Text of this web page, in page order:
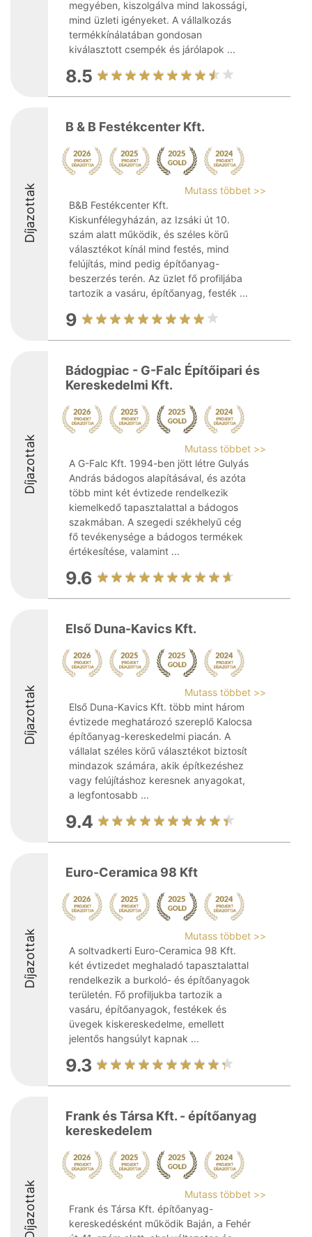
megyében, kiszolgálva mind lakossági,
mind üzleti igényeket. A vállalkozás
termékkínálatában gondosan
kiválasztott csempék és járólapok ...
8.5
Díjazottak
B & B Festékcenter Kft.
Mutass többet >>
B&B Festékcenter Kft.
Kiskunfélegyházán, az Izsáki út 10.
szám alatt működik, és széles körű
választékot kínál mind festés, mind
felújítás, mind pedig építőanyag-
beszerzés terén. Az üzlet fő profiljába
tartozik a vasáru, építőanyag, festék ...
9
Díjazottak
Bádogpiac - G-Falc Építőipari és
Kereskedelmi Kft.
Mutass többet >>
A G-Falc Kft. 1994-ben jött létre Gulyás
András bádogos alapításával, és azóta
több mint két évtizede rendelkezik
kiemelkedő tapasztalattal a bádogos
szakmában. A szegedi székhelyű cég
fő tevékenysége a bádogos termékek
értékesítése, valamint ...
9.6
Díjazottak
Első Duna-Kavics Kft.
Mutass többet >>
Első Duna-Kavics Kft. több mint három
évtizede meghatározó szereplő Kalocsa
építőanyag-kereskedelmi piacán. A
vállalat széles körű választékot biztosít
mindazok számára, akik építkezéshez
vagy felújításhoz keresnek anyagokat,
a legfontosabb ...
9.4
Díjazottak
Euro-Ceramica 98 Kft
Mutass többet >>
A soltvadkerti Euro-Ceramica 98 Kft.
két évtizedet meghaladó tapasztalattal
rendelkezik a burkoló- és építőanyagok
területén. Fő profiljukba tartozik a
vasáru, építőanyagok, festékek és
üvegek kiskereskedelme, emellett
jelentős hangsúlyt kapnak ...
9.3
Díjazottak
Frank és Társa Kft. - építőanyag
kereskedelem
Mutass többet >>
Frank és Társa Kft. építőanyag-
kereskedésként működik Baján, a Fehér